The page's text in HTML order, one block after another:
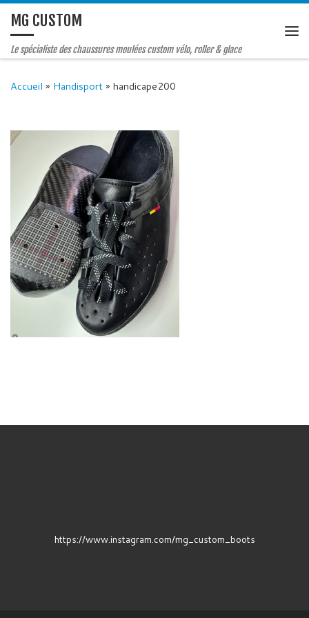
MG CUSTOM
Le spécialiste des chaussures moulées custom vélo, roller & glace
Accueil » Handisport» handicape200
https://www.instagram.com/mg_custom_boots